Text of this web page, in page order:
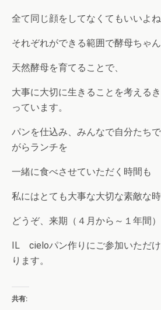
全て同じ顔をしてなくてもいいよ
それぞれができる範囲で酵母ちゃん
天然酵母を育てることで、
大事に大切に生きることを考える
っています。
パンを仕込み、みんなで自分たち
がらランチを
一緒に食べさせていただく時間も
私にはとても大事な大切な素敵な時
どうぞ、来期（４月から～１年間
IL cieloパン作りにご参加いただ
ります。
共有: